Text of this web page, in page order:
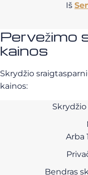
Iš
Pervežimo
kainos
Skrydžio
kainos:
Arba
Bendras